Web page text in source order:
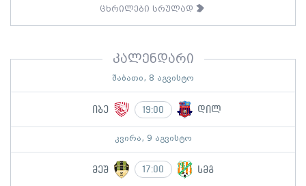
ცხრილები სრულად
კალენდარი
შაბათი, 8 აგვისტო
იბე 19:00 დილ
კვირა, 9 აგვისტო
მეშ 17:00 სმგ